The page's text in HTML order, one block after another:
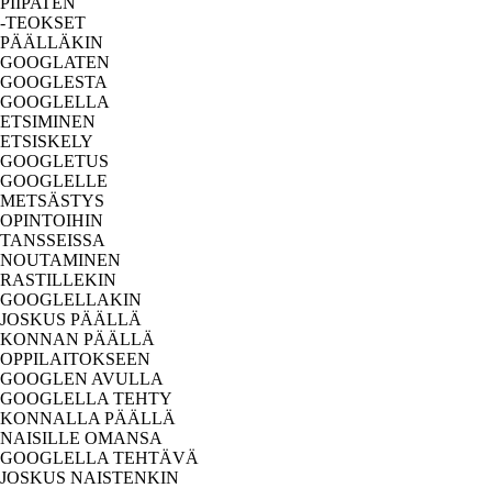
-TEOKSET
PÄÄLLÄKIN
GOOGLATEN
GOOGLESTA
GOOGLELLA
ETSIMINEN
ETSISKELY
GOOGLETUS
GOOGLELLE
METSÄSTYS
OPINTOIHIN
TANSSEISSA
NOUTAMINEN
RASTILLEKIN
GOOGLELLAKIN
JOSKUS PÄÄLLÄ
KONNAN PÄÄLLÄ
OPPILAITOKSEEN
GOOGLEN AVULLA
GOOGLELLA TEHTY
KONNALLA PÄÄLLÄ
NAISILLE OMANSA
GOOGLELLA TEHTÄVÄ
JOSKUS NAISTENKIN